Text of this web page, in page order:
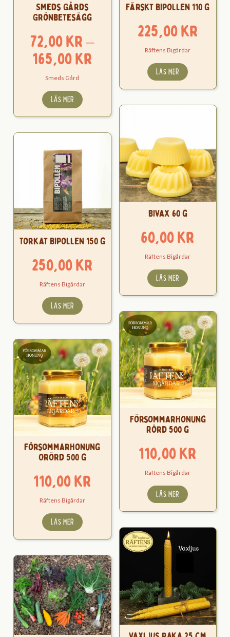
Smeds Gårds
Grönbetesägg
72,00kr–
165,00kr Prisintervall:
165,00 kr
Smeds Gård
LÄS MER
Färskt Bipollen 110 g
225,00kr
Räftens Bigårdar
LÄS MER
Bivax 60 g
60,00kr
Räftens Bigårdar
LÄS MER
Torkat Bipollen 150 g
250,00kr
Räftens Bigårdar
LÄS MER
Försommarhonung
Rörd 500 g
110,00kr
Räftens Bigårdar
LÄS MER
Försommarhonung
Orörd 500 g
110,00kr
Räftens Bigårdar
LÄS MER